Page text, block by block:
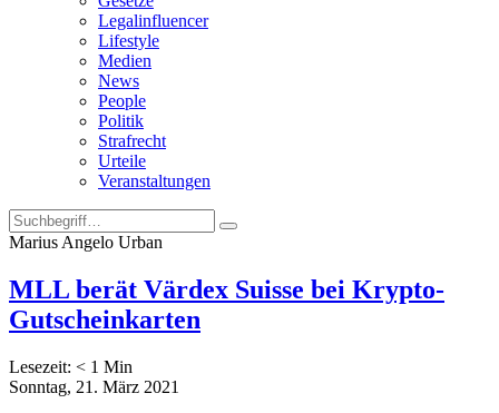
Legalinfluencer
Lifestyle
Medien
News
People
Politik
Strafrecht
Urteile
Veranstaltungen
Marius Angelo Urban
MLL berät Värdex Suisse bei Krypto-
Gutscheinkarten
Lesezeit: < 1 Min
Sonntag, 21. März 2021